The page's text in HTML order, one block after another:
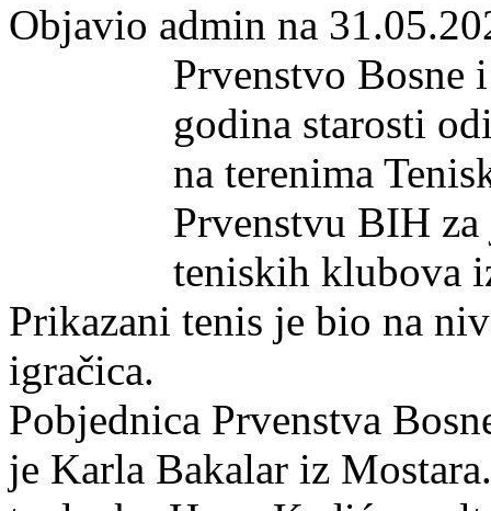
Objavio admin na
Prvenstvo Bosne
godina starosti
na terenima
Prvenstvu BIH
teniskih klubova
Prikazani tenis je bio na
igračica.
Pobjednica Prvenstva
je Karla Bakalar iz